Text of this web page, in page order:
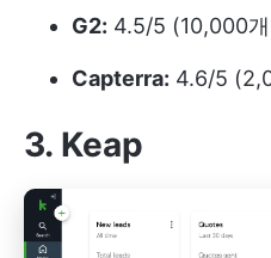
G2: 4.5/5 (10,000
Capterra: 4.6/5
3. Keap